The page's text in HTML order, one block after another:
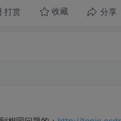
打赏 收藏 分享